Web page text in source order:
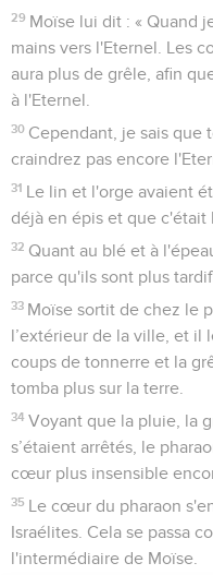
29 Moïse lui dit : « Quand
mains vers l'Eternel. Les
aura plus de grêle, afin
à l'Eternel.
30 Cependant, je sais que
craindrez pas encore
31 Le lin et l'orge avaient
déjà en épis et que c'était
32 Quant au blé et à
parce qu'ils sont plus
33 Moïse sortit de chez le
l’extérieur de la ville, et il
coups de tonnerre et la
tomba plus sur la terre.
34 Voyant que la pluie, la
s’étaient arrêtés, le
cœur plus insensible
35 Le cœur du pharaon
Israélites. Cela se passa
l'intermédiaire de Moïse.